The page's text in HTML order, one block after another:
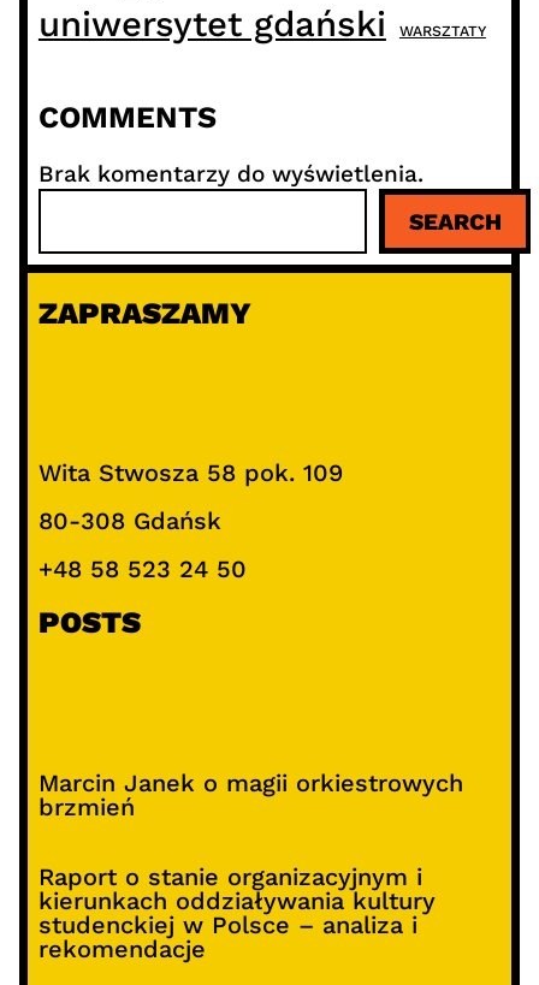
uniwersytet gdański
WARSZTATY
COMMENTS
Brak komentarzy do wyświetlenia.
u
a
SEARCH
ZAPRASZAMY
Wita Stwosza 58 pok. 109
80-308 Gdańsk
+48 58 523 24 50
POSTS
Marcin Janek o magii orkiestrowych
brzmień
Raport o stanie organizacyjnym i
kierunkach oddziaływania kultury
studenckiej w Polsce – analiza i
rekomendacje